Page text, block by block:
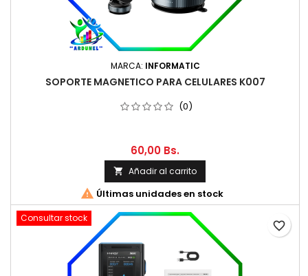
MARCA: INFORMATIC
SOPORTE MAGNETICO PARA CELULARES K007
(0)
60,00 Bs.
 Añadir al carrito
 Últimas unidades en stock
Consultar stock
favorite_border